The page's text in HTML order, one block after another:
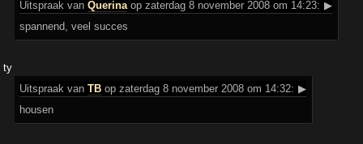
Uitspraak vanQuerina op zaterdag 8 november 2008 om 14:23: ▶
spannend, veel succes
ty
Uitspraak vanTB op zaterdag 8 november 2008 om 14:32: ▶
housen